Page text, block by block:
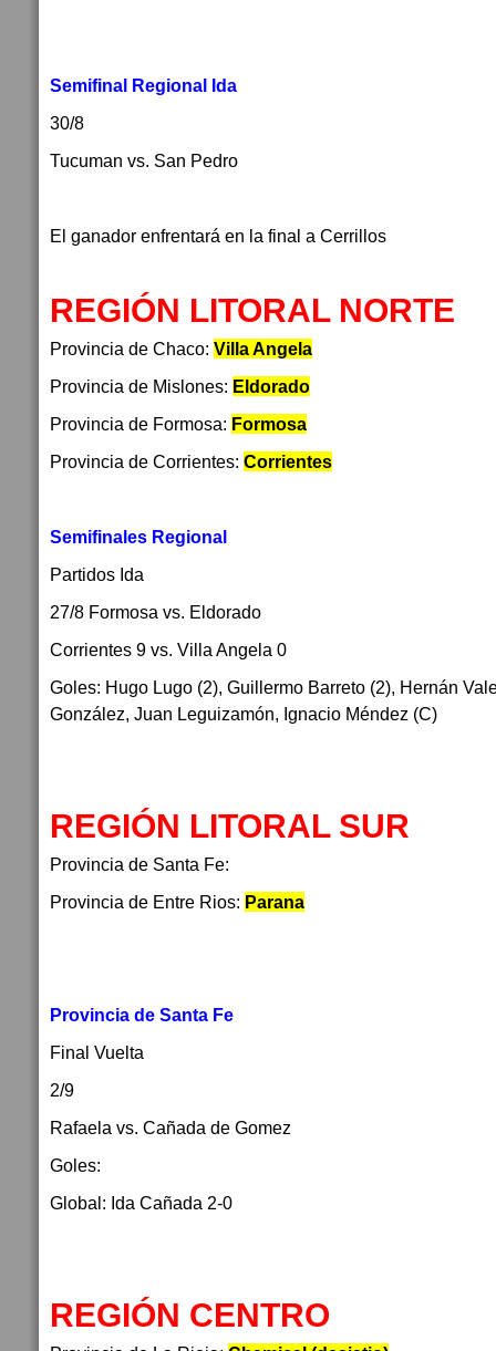
Semifinal Regional Ida
30/8
Tucuman vs. San Pedro
El ganador enfrentará en la final a Cerrillos
REGIÓN LITORAL NORTE
Provincia de Chaco: Villa Angela
Provincia de Mislones: Eldorado
Provincia de Formosa: Formosa
Provincia de Corrientes: Corrientes
Semifinales Regional
Partidos Ida
27/8 Formosa vs. Eldorado
Corrientes 9 vs. Villa Angela 0
Goles: Hugo Lugo (2), Guillermo Barreto (2), Hernán
González, Juan Leguizamón, Ignacio Méndez (C)
REGIÓN LITORAL SUR
Provincia de Santa Fe:
Provincia de Entre Rios: Parana
Provincia de Santa Fe
Final Vuelta
2/9
Rafaela vs. Cañada de Gomez
Goles:
Global: Ida Cañada 2-0
REGIÓN CENTRO